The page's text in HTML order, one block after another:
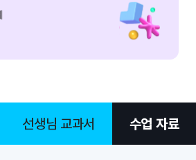
선생님 교과서 수업 자료